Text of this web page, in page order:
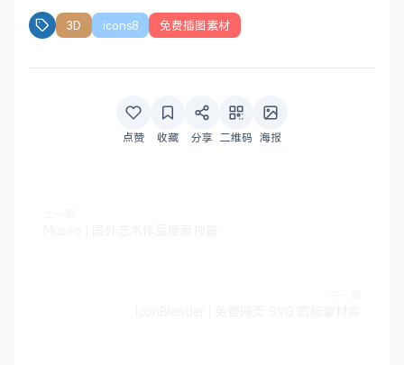
3D icons8 免费插图素材
点赞 收藏 分享 二维码 海报